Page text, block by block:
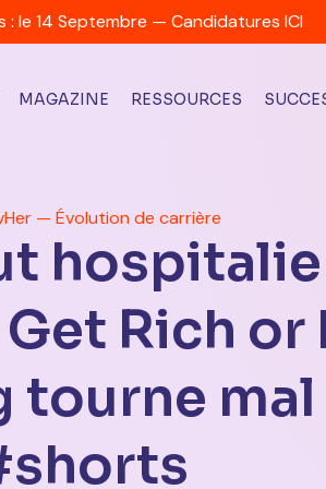
le 14 Septembre — Candidatures ICI
MAGAZINE RESSOURCES
— Évolution de carrière
Rich or
tourne mal